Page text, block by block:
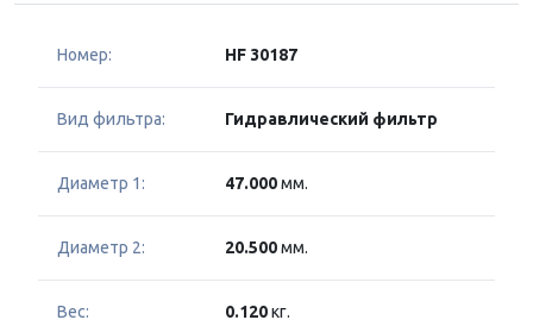
Номер: HF 30187
Вид фильтра: Гидравлический фильтр
Диаметр 1: 47.000мм.
Диаметр 2: 20.500мм.
Вес: 0.120кг.